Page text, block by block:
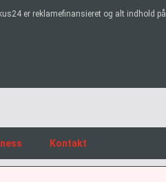
er reklamefinansieret og alt indhold
Kontakt